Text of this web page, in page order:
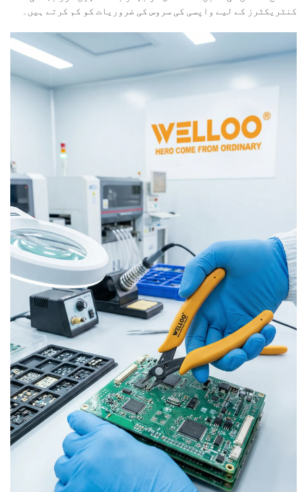
کنٹریکٹرز کے لیے واپسی کی سروس کی ضروریات کو کم کرتے ہیں۔